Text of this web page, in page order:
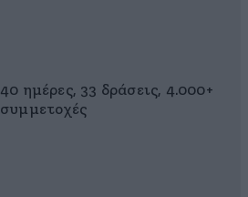
40 ημέρες, 33 δράσεις, 4.000+
συμμετοχές